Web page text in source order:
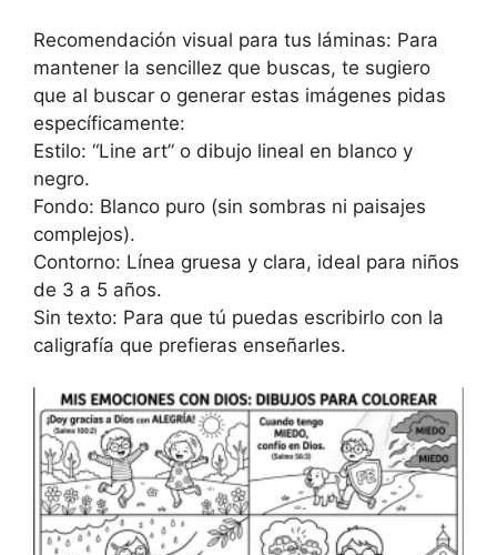
Recomendación visual para tus láminas: Para
mantener la sencillez que buscas, te sugiero
que al buscar o generar estas imágenes pidas
específicamente:
Estilo: “Line art” o dibujo lineal en blanco y
negro.
Fondo: Blanco puro (sin sombras ni paisajes
complejos).
Contorno: Línea gruesa y clara, ideal para niños
de 3 a 5 años.
Sin texto: Para que tú puedas escribirlo con la
caligrafía que prefieras enseñarles.